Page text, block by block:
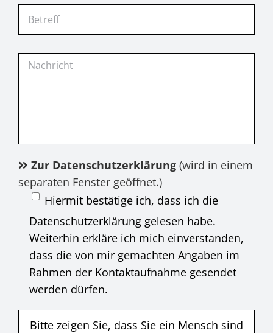
Zur Datenschutzerklärung(wird in einem
separaten Fenster geöffnet.)
Hiermit bestätige ich, dass ich die
Datenschutzerklärung gelesen habe.
Weiterhin erkläre ich mich einverstanden,
dass die von mir gemachten Angaben im
Rahmen der Kontaktaufnahme gesendet
werden dürfen.
Bitte zeigen Sie, dass Sie ein Mensch sind